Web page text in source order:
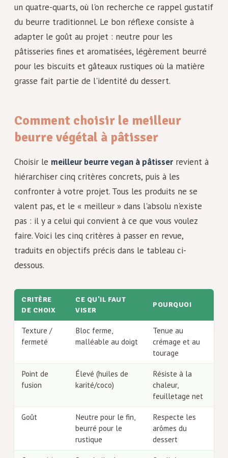
un quatre-quarts, où l'on recherche ce rappel gustatif
du beurre traditionnel. Le bon réflexe consiste à
adapter le goût au projet : neutre pour les
pâtisseries fines et aromatisées, légèrement beurré
pour les biscuits et gâteaux rustiques où la matière
grasse fait partie de l'identité du dessert.
Comment choisir le meilleur
beurre végétal à pâtisser
Choisir le meilleur beurre vegan à pâtisser revient à
hiérarchiser cinq critères concrets, puis à les
confronter à votre projet. Tous les produits ne se
valent pas, et le « meilleur » dans l'absolu n'existe
pas : il y a celui qui convient à ce que vous voulez
faire. Voici les cinq critères à passer en revue,
traduits en objectifs précis dans le tableau ci-
dessous.
CRITÈRE
DE CHOIX
CE QU'IL FAUT
VISER
POURQUOI
Texture /
fermeté
Bloc ferme,
malléable au doigt
Tenue au
crémage et au
tourage
Point de
fusion
Élevé (huiles de
karité/coco)
Résiste à la
chaleur,
feuilletage net
Goût
Neutre pour le fin,
beurré pour le
rustique
Respecte les
arômes du
dessert